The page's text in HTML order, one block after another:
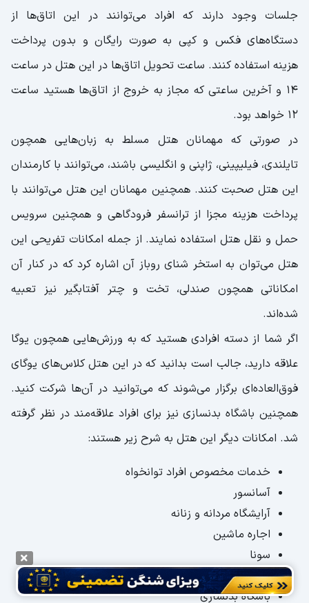
جلسات وجود دارند که افراد می‌توانند در این اتاق‌ها از
دستگاه‌های فکس و کپی به صورت رایگان و بدون پرداخت
هزینه استفاده کنند. ساعت تحویل اتاق‌ها در این هتل در ساعت
۱۴ و آخرین ساعتی که مجاز به خروج از اتاق‌ها هستید ساعت
۱۲ خواهد بود.
در صورتی که مهمانان هتل مسلط به زبان‌هایی همچون
تایلندی، فیلیپینی، ژاپنی و انگلیسی باشند، می‌توانند با کارمندان
این هتل صحبت کنند. همچنین مهمانان این هتل می‌توانند با
پرداخت هزینه مجزا از ترانسفر فرودگاهی و همچنین سرویس
حمل و نقل هتل استفاده نمایند. از جمله امکانات تفریحی این
هتل می‌توان به استخر شنای روباز آن اشاره کرد که در کنار آن
امکاناتی همچون صندلی، تخت و چتر آفتابگیر نیز تعبیه
شده‌اند.
اگر شما از دسته افرادی هستید که به ورزش‌هایی همچون یوگا
علاقه دارید، جالب است بدانید که در این هتل کلاس‌های یوگای
فوق‌العاده‌ای برگزار می‌شوند که می‌توانید در آن‌ها شرکت کنید.
همچنین باشگاه بدنسازی نیز برای افراد علاقه‌مند در نظر گرفته
شد. امکانات دیگر این هتل به شرح زیر هستند‌:
خدمات مخصوص افراد توانخواه
آسانسور
آرایشگاه مردانه و زنانه
اجاره ماشین
سونا
جکوزی
باشگاه بدنسازی